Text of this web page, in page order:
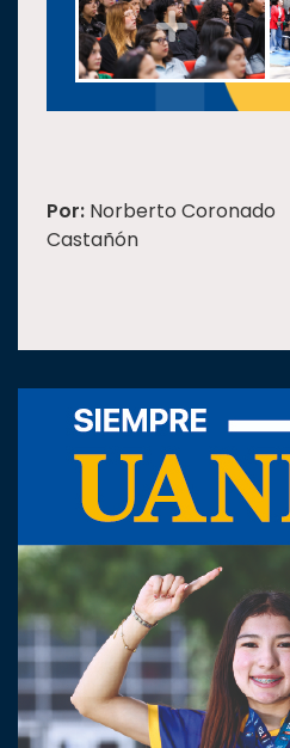
Por: Norberto Coronado
Castañón